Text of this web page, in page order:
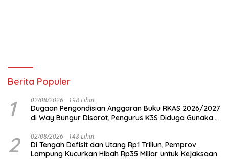
Berita Populer
1 02/08/2026 198 Lihat
Dugaan Pengondisian Anggaran Buku RKAS 2026/2027
di Way Bungur Disorot, Pengurus K3S Diduga Gunakan
2 02/08/2026 148 Lihat
Di Tengah Defisit dan Utang Rp1 Triliun, Pemprov
Lampung Kucurkan Hibah Rp35 Miliar untuk Kejaksaan